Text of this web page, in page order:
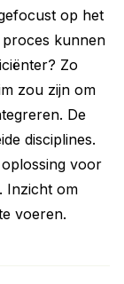
op het
proces kunnen
Zo
zou zijn om
De
disciplines.
voor
Inzicht om
voeren.